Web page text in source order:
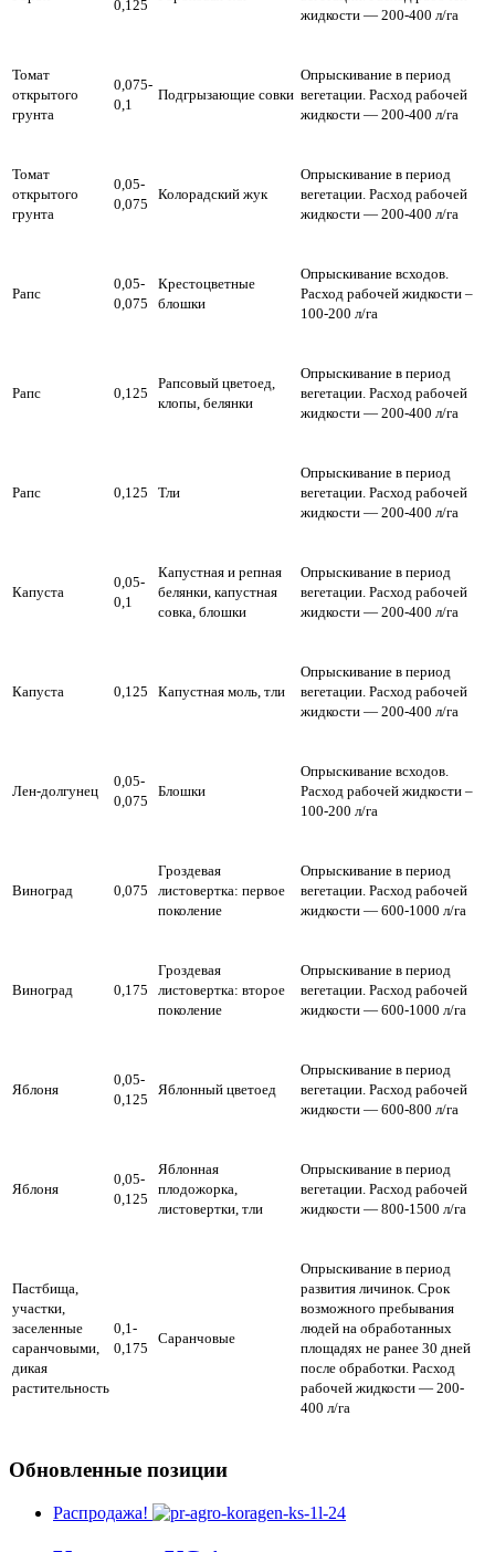
0,125
жидкости — 200-400 л/га
Томат
открытого
грунта
0,075-
0,1
Подгрызающие совки
Опрыскивание в период
вегетации. Расход рабочей
жидкости — 200-400 л/га
Томат
открытого
грунта
0,05-
0,075
Колорадский жук
Опрыскивание в период
вегетации. Расход рабочей
жидкости — 200-400 л/га
Рапс
0,05-
0,075
Крестоцветные
блошки
Опрыскивание всходов.
Расход рабочей жидкости –
100-200 л/га
Рапс 0,125
Рапсовый цветоед,
клопы, белянки
Опрыскивание в период
вегетации. Расход рабочей
жидкости — 200-400 л/га
Рапс 0,125 Тли
Опрыскивание в период
вегетации. Расход рабочей
жидкости — 200-400 л/га
Капуста
0,05-
0,1
Капустная и репная
белянки, капустная
совка, блошки
Опрыскивание в период
вегетации. Расход рабочей
жидкости — 200-400 л/га
Капуста 0,125 Капустная моль, тли
Опрыскивание в период
вегетации. Расход рабочей
жидкости — 200-400 л/га
Лен-долгунец
0,05-
0,075
Блошки
Опрыскивание всходов.
Расход рабочей жидкости –
100-200 л/га
Виноград 0,075
Гроздевая
листовертка: первое
поколение
Опрыскивание в период
вегетации. Расход рабочей
жидкости — 600-1000 л/га
Виноград 0,175
Гроздевая
листовертка: второе
поколение
Опрыскивание в период
вегетации. Расход рабочей
жидкости — 600-1000 л/га
Яблоня
0,05-
0,125
Яблонный цветоед
Опрыскивание в период
вегетации. Расход рабочей
жидкости — 600-800 л/га
Яблоня
0,05-
0,125
Яблонная
плодожорка,
листовертки, тли
Опрыскивание в период
вегетации. Расход рабочей
жидкости — 800-1500 л/га
Пастбища,
участки,
заселенные
саранчовыми,
дикая
растительность
0,1-
0,175
Саранчовые
Опрыскивание в период
развития личинок. Срок
возможного пребывания
людей на обработанных
площадях не ранее 30 дней
после обработки. Расход
рабочей жидкости — 200-
400 л/га
Обновленные позиции
Распродажа!